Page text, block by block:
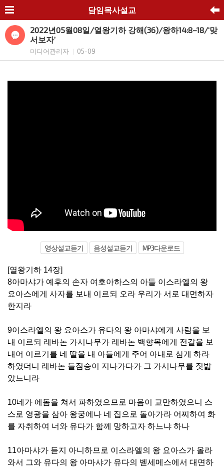
담임목사설교
2022년05월08일/열왕기하 강해(36)/왕하14:8–18/‘맞
서보자’
미디어관리자 05-09
영상설교듣기 음성설교듣기 MP3다운로드
[열왕기하 14장]
8아마샤가 예후의 손자 여호아하스의 아들 이스라엘의 왕
요아스에게 사자를 보내 이르되 오라 우리가 서로 대면하자
한지라
9이스라엘의 왕 요아스가 유다의 왕 아마샤에게 사람을 보
내 이르되 레바논 가시나무가 레바논 백향목에게 전갈을 보
내어 이르기를 네 딸을 내 아들에게 주어 아내로 삼게 하라
하였더니 레바논 들짐승이 지나가다가 그 가시나무를 짓밟
았느니라
10네가 에돔을 쳐서 파하였으므로 마음이 교만하였으니 스
스로 영광을 삼아 왕궁에나 네 집으로 돌아가라 어찌하여 화
를 자취하여 너와 유다가 함께 망하고자 하느냐 하나
11아마샤가 듣지 아니하므로 이스라엘의 왕 요아스가 올라
와서 그와 유다의 왕 아마샤가 유다의 벧세메스에서 대면하